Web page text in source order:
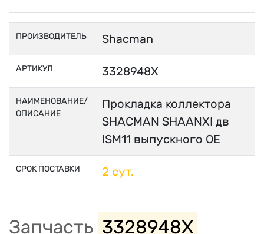
ПРОИЗВОДИТЕЛЬ Shacman
АРТИКУЛ 3328948X
НАИМЕНОВАНИЕ/
ОПИСАНИЕ
Прокладка коллектора
SHACMAN SHAANXI дв
ISM11 выпускного OE
СРОК ПОСТАВКИ 2 сут.
Запчасть 3328948X